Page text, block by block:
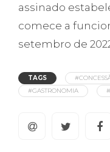
assinado
comece a
setembro de
TAGS
#GASTRONOMIA